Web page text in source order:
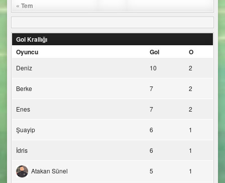
« Tem
Gol Krallığı
Oyuncu
Gol O
Deniz 10 2
Berke 7 2
Enes 7 2
Şuayip 6 1
İdris 6 1
Atakan Sünel 5 1